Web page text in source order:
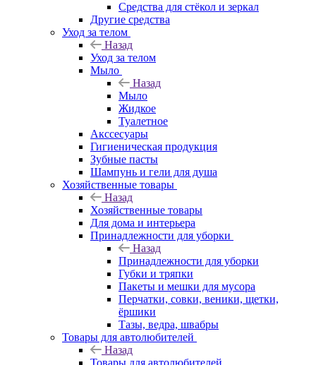
Средства для стёкол и зеркал
Другие средства
Уход за телом
Назад
Уход за телом
Мыло
Назад
Мыло
Жидкое
Туалетное
Акссесуары
Гигиеническая продукция
Зубные пасты
Шампунь и гели для душа
Хозяйственные товары
Назад
Хозяйственные товары
Для дома и интерьера
Принадлежности для уборки
Назад
Принадлежности для уборки
Губки и тряпки
Пакеты и мешки для мусора
Перчатки, совки, веники, щетки,
ёршики
Тазы, ведра, швабры
Товары для автолюбителей
Назад
Товары для автолюбителей